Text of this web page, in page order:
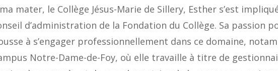
mater, le Collège Jésus-Marie de Sillery, Esther s’est
d’administration de la Fondation du Collège. Sa passion
à s’engager professionnellement dans ce domaine,
Notre-Dame-de-Foy, où elle travaille à titre de